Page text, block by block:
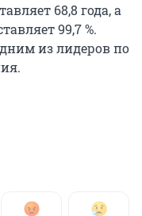
68,8 года, а
99,7 %.
из лидеров по